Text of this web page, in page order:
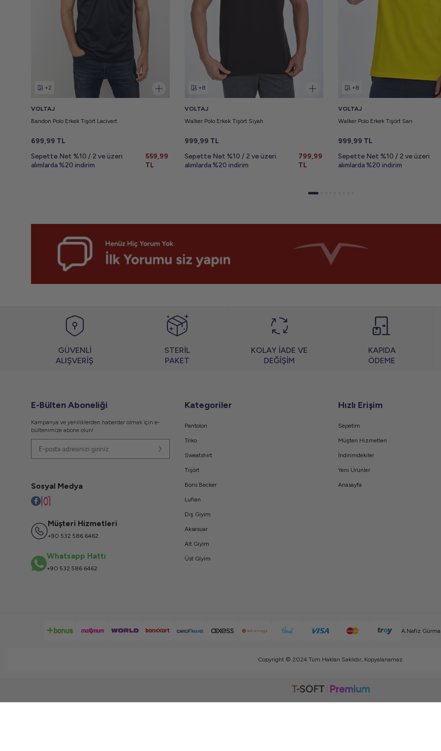
+2
VOLTAJ
Bandon Polo Erkek Tişört Lacivert
699,99 TL
Sepette Net %10 / 2 ve üzeri
alımlarda %20 indirim
559,99
TL
+8
VOLTAJ
Walker Polo Erkek Tişört Siyah
999,99 TL
Sepette Net %10 / 2 ve üzeri
alımlarda %20 indirim
799,99
TL
+8
VOLTAJ
Walker Polo Erkek Tişört Sarı
999,99 TL
Sepette Net %10 / 2 ve üzeri
alımlarda %20 indirim
GÜVENLİ
ALIŞVERİŞ
STERİL
PAKET
KOLAY İADE VE
DEĞİŞİM
KAPIDA
ÖDEME
E-Bülten Aboneliği
Kampanya ve yeniliklerden haberdar olmak için e-
bültenimize abone olun!
Sosyal Medya
Müşteri Hizmetleri
+90 532 586 6462
Whatsapp Hattı
+90 532 586 6462
Kategoriler
Pantolon
Triko
Sweatshirt
Tişört
Boris Becker
Lufian
Dış Giyim
Aksesuar
Alt Giyim
Üst Giyim
Hızlı Erişim
Sepetim
Müşteri Hizmetleri
İndirimdekiler
Yeni Ürünler
Anasayfa
A.Nafiz
Copyright © 2024 Tüm Hakları Saklıdır, Kopyalanamaz.